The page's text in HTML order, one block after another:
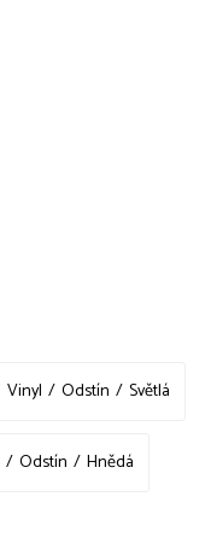
Vinyl Odstín Světlá
Odstín Hnědá